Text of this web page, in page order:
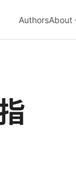
AuthorsAbout